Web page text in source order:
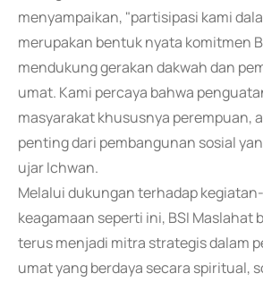
menyampaikan, "partisipasi kami
merupakan bentuk nyata komitmen
mendukung gerakan dakwah dan
umat. Kami percaya bahwa
masyarakat khususnya perempuan,
penting dari pembangunan sosial
ujar Ichwan.
Melalui dukungan terhadap
keagamaan seperti ini, BSI Maslahat
terus menjadi mitra strategis dalam
umat yang berdaya secara spiritual,